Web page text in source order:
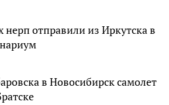
нерп отправили из Иркутска в
в Новосибирск самолет